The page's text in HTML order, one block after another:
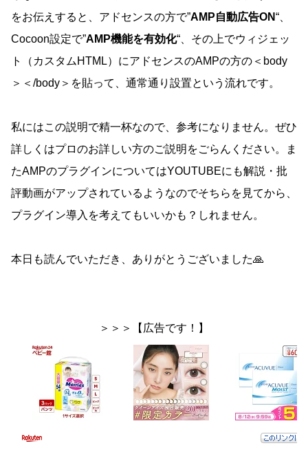
をお伝えすると、アドセンスの方で”AMP自動広告ON“、
Cocoon設定で”AMP機能を有効化“、その上でウィジェッ
ト（カスタムHTML）にアドセンスのAMPの方の＜body
＞＜/body＞を貼って、通常通り設置という流れです。
私にはこの説明で精一杯なので、参考になりません。ぜひ
詳しくはプロのお詳しい方のご説明をごらんください。ま
たAMPのプラグインについてはYOUTUBEにも解説・批
評動画がアップされているようなのでそちらを見てから、
プラグイン導入を考えてもいいかも？しれません。
本日も読んでいただき、ありがとうございました🙏
＞＞＞【広告です！】